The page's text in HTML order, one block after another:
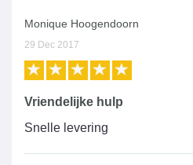
Monique Hoogendoorn
29 Dec 2017
Vriendelijke hulp
Snelle levering